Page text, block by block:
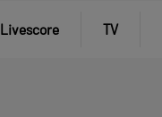
Livescore TV